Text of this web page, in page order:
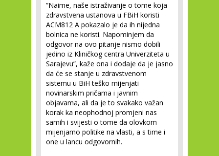
“Naime, naše istraživanje o tome koja
zdravstvena ustanova u FBiH koristi
ACM812 A pokazalo je da ih nijedna
bolnica ne koristi. Napominjem da
odgovor na ovo pitanje nismo dobili
jedino iz Kliničkog centra Univerziteta u
Sarajevu”, kaže ona i dodaje da je jasno
da će se stanje u zdravstvenom
sistemu u BiH teško mijenjati
novinarskim pričama i javnim
objavama, ali da je to svakako važan
korak ka neophodnoj promjeni nas
samih i svijesti o tome da olovkom
mijenjamo politike na vlasti, a s time i
one u lancu odgovornih.